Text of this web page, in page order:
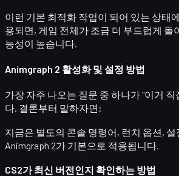
이런 기본 최적화 작업이 되어 있는 상태
용되면, 게임 전체가 조금 더 부드럽게 돌
능성이 높습니다.
Animgraph 2 활성화 및 설정 방법
가장 자주 나오는 질문 중 하나가 "이거 직
다. 결론부터 말하자면:
지금은 별도의 콘솔 명령어, 런치 옵션, 설
Animgraph 2가 기본으로 적용됩니다.
CS2가 최신 버전인지 확인하는 방법